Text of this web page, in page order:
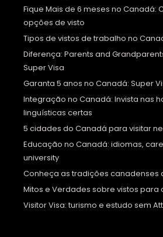
Fique Mais de 6 meses no Canadá:
opções de visto
Tipos de vistos de trabalho no
Diferença: Parents and
Super Visa
Garanta 5 anos no Canadá: Super
Integração no Canadá: Invista nas
linguísticas certas
5 cidades do Canadá para visitar
Educação no Canadá: idiomas,
university
Conheça as tradições canadenses
Mitos e Verdades sobre vistos para
Visitor Visa: turismo e estudo sem